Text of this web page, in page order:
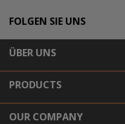
FOLGEN SIE UNS
ÜBER UNS
PRODUCTS
OUR COMPANY